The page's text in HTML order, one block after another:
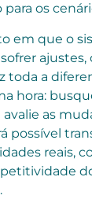
os
em que o
toda a
hora:
as
possível
reais,